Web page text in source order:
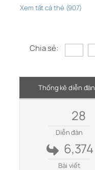
Xem tất cả thẻ (907)
Chia sẻ:
Thống kê diễn đàn
28
Diễn đàn
6,374
Bài viết